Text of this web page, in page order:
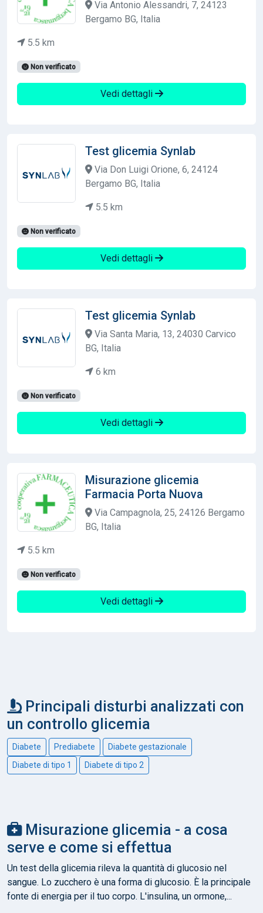
Via Antonio Alessandri, 7, 24123
Bergamo BG, Italia
5.5 km
Non verificato
Vedi dettagli
Test glicemia Synlab
Via Don Luigi Orione, 6, 24124
Bergamo BG, Italia
5.5 km
Non verificato
Vedi dettagli
Test glicemia Synlab
Via Santa Maria, 13, 24030 Carvico
BG, Italia
6 km
Non verificato
Vedi dettagli
Misurazione glicemia
Farmacia Porta Nuova
Via Campagnola, 25, 24126 Bergamo
BG, Italia
5.5 km
Non verificato
Vedi dettagli
Principali disturbi analizzati con
un controllo glicemia
Diabete Prediabete
Diabete gestazionale
Diabete di tipo 1
Diabete di tipo 2
Misurazione glicemia - a cosa
serve e come si effettua
Un test della glicemia rileva la quantità di glucosio nel
sangue. Lo zucchero è una forma di glucosio. È la principale
fonte di energia per il tuo corpo. L'insulina, un ormone,...